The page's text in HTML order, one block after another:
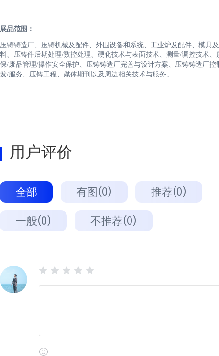
展品范围：
压铸铸造厂、压铸机械及配件、外围设备和系统、工业炉及配件、模具
料、压铸件后期处理/数控处理、硬化技术与表面技术、测量/调控技术
保/废品管理/操作安全保护、压铸铸造厂完善与设计方案、压铸铸造厂
发/服务、压铸工程、媒体期刊以及周边相关技术与服务。
用户评价
全部 有图(0) 推荐(0)
一般(0) 不推荐(0)